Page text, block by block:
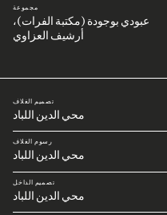
مجموعة
عبودي بوجودة (مكتبة الفرات)،
أرشيف العزاوي
تصميم الغلاف
محي الدين اللباد
رسوم الغلاف
محي الدين اللباد
تصميم الداخل
محي الدين اللباد